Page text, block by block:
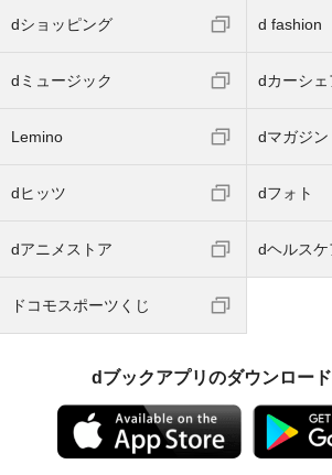
dショッピング d fashion
dミュージック dカーシェ
Lemino dマガジン
dヒッツ dフォト
dアニメストア dヘルスケ
ドコモスポーツくじ
dブックアプリのダウンロー